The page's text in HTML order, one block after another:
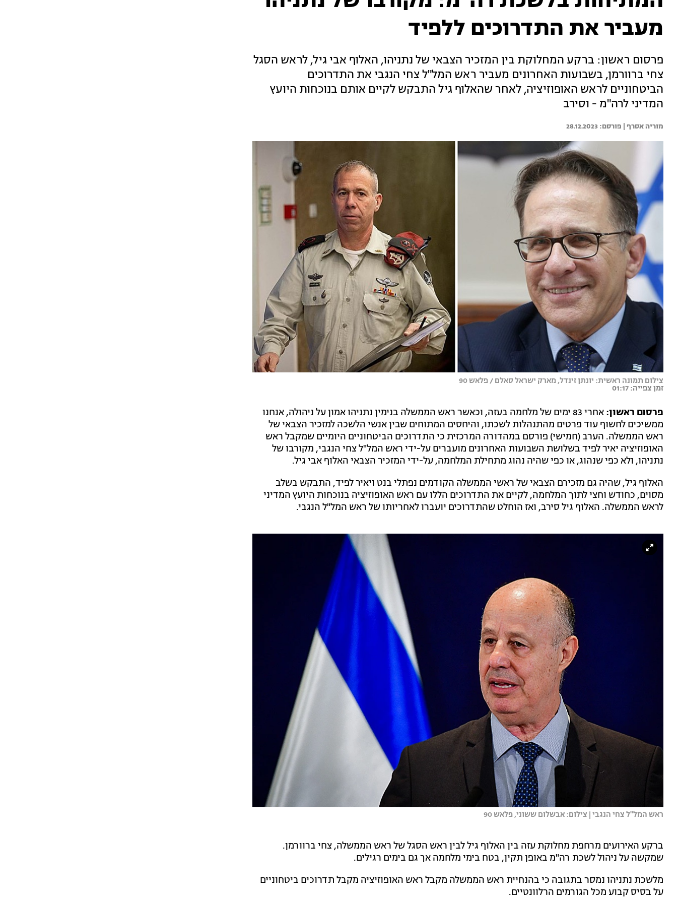
מעביר את התדרוכים ללפיד
פרסום ראשון: ברקע המחלוקת בין המזכיר הצבאי של נתניהו, האלוף אבי גיל, לראש הסגל
צחי ברוורמן, בשבועות האחרונים מעביר ראש המל"ל צחי הנגבי את התדרוכים
הביטחוניים לראש האופוזיציה, לאחר שהאלוף גיל התבקש לקיים אותם בנוכחות היועץ
המדיני לרה"מ - וסירב
מוריה אסרף | 28.12.2023
צילום תמונה ראשית: יונתן זינדל, מארק ישראל סאלם / פלאש 90
זמן צפייה: 01:17
פרסום ראשון:
אחרי 83 ימים של מלחמה בעזה, וכאשר ראש הממשלה בנימין נתניהו אמון על ניהולה, אנחנו
ממשיכים לחשוף עוד פרטים מהתנהלות לשכתו, והיחסים המתוחים שבין אנשי הלשכה למזכיר הצבאי של
ראש הממשלה. הערב (חמישי) פורסם במהדורה המרכזית כי התדרוכים הביטחוניים היומיים שמקבל ראש
האופוזיציה יאיר לפיד בשלושת השבועות האחרונים מועברים על-ידי ראש המל"ל צחי הנגבי, מקורבו של
נתניהו, ולא כפי שנהוג, או כפי שהיה נהוג מתחילת המלחמה, על-ידי המזכיר הצבאי האלוף אבי גיל.
האלוף גיל, שהיה גם מזכירם הצבאי של ראשי הממשלה הקודמים נפתלי בנט ויאיר לפיד, התבקש בשלב
מסוים, כחודש וחצי לתוך המלחמה, לקיים את התדרוכים הללו עם ראש האופוזיציה בנוכחות היועץ המדיני
לראש הממשלה. האלוף גיל סירב, ואז הוחלט שהתדרוכים יועברו לאחריותו של ראש המל"ל הנגבי.
ראש המל"ל צחי הנגבי | צילום: אבשלום ששוני, פלאש 90
ברקע האירועים מרחפת מחלוקת עזה בין האלוף גיל לבין ראש הסגל של ראש הממשלה, צחי ברוורמן.
שמקשה על ניהול לשכת רה"מ באופן תקין, בטח בימי מלחמה אך גם בימים רגילים.
מלשכת נתניהו נמסר בתגובה כי בהנחיית ראש הממשלה מקבל ראש האופוזיציה מקבל תדרוכים ביטחוניים
על בסיס קבוע מכל הגורמים הרלוונטיים.